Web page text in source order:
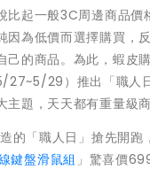
比起一般3C周邊商品價
因為低價而選擇購買，
己的商品。為此，蝦皮
27~5/29）推出「職人
主題，天天都有重量級
的「職人日」搶先開跑
鍵盤滑鼠組」驚喜價